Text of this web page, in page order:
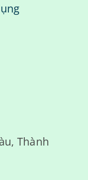
Thành